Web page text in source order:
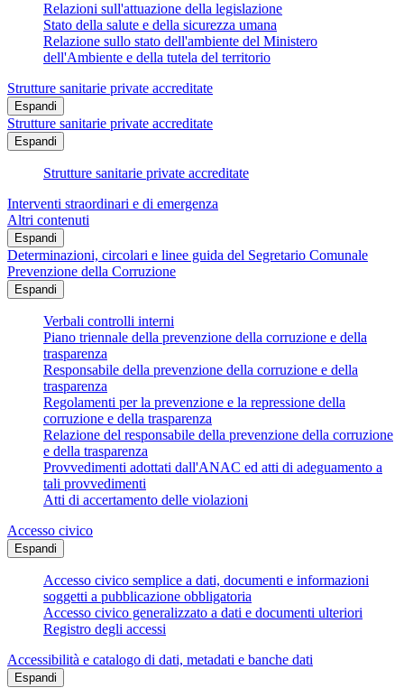
Relazioni sull'attuazione della legislazione
Stato della salute e della sicurezza umana
Relazione sullo stato dell'ambiente del Ministero
dell'Ambiente e della tutela del territorio
Strutture sanitarie private accreditate
Espandi
Strutture sanitarie private accreditate
Espandi
Strutture sanitarie private accreditate
Interventi straordinari e di emergenza
Altri contenuti
Espandi
Determinazioni, circolari e linee guida del Segretario Comunale
Prevenzione della Corruzione
Espandi
Verbali controlli interni
Piano triennale della prevenzione della corruzione e della
trasparenza
Responsabile della prevenzione della corruzione e della
trasparenza
Regolamenti per la prevenzione e la repressione della
corruzione e della trasparenza
Relazione del responsabile della prevenzione della corruzione
e della trasparenza
Provvedimenti adottati dall'ANAC ed atti di adeguamento a
tali provvedimenti
Atti di accertamento delle violazioni
Accesso civico
Espandi
Accesso civico semplice a dati, documenti e informazioni
soggetti a pubblicazione obbligatoria
Accesso civico generalizzato a dati e documenti ulteriori
Registro degli accessi
Accessibilità e catalogo di dati, metadati e banche dati
Espandi